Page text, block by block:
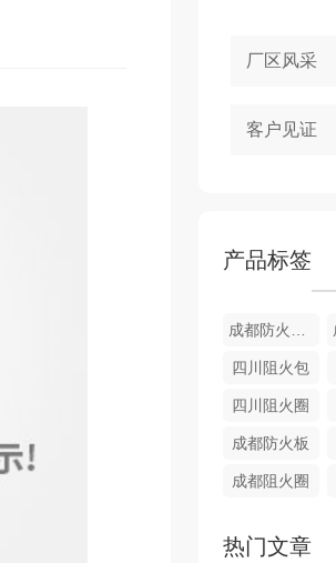
厂区风采
客户见证
产品标签
成都防火堵料
四川阻火包
四川阻火圈
成都防火板
成都阻火圈
热门文章